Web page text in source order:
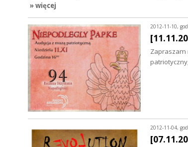
» więcej
2012-11-10,
Zapraszam
2012-11-04,